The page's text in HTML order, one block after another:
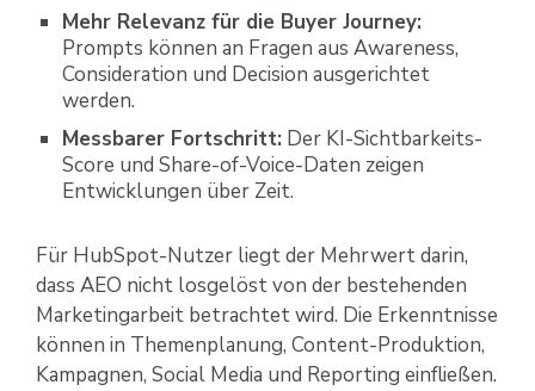
Mehr Relevanz für die Buyer Journey:
Prompts können an Fragen aus Awareness,
Consideration und Decision ausgerichtet
werden.
Messbarer Fortschritt: Der KI-Sichtbarkeits-
Score und Share-of-Voice-Daten zeigen
Entwicklungen über Zeit.
Für HubSpot-Nutzer liegt der Mehrwert darin,
dass AEO nicht losgelöst von der bestehenden
Marketingarbeit betrachtet wird. Die Erkenntnisse
können in Themenplanung, Content-Produktion,
Kampagnen, Social Media und Reporting einfließen.